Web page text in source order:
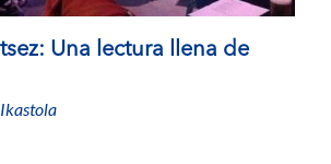
Una lectura llena de
Ikastola